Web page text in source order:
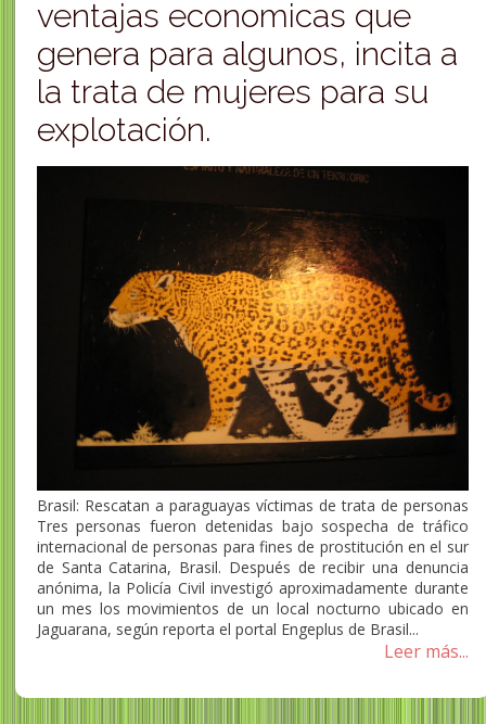
ventajas economicas que
genera para algunos, incita a
la trata de mujeres para su
explotación.
Brasil: Rescatan a paraguayas víctimas de trata de personas
Tres personas fueron detenidas bajo sospecha de tráfico
internacional de personas para fines de prostitución en el sur
de Santa Catarina, Brasil. Después de recibir una denuncia
anónima, la Policía Civil investigó aproximadamente durante
un mes los movimientos de un local nocturno ubicado en
Jaguarana, según reporta el portal Engeplus de Brasil...
Leer más...